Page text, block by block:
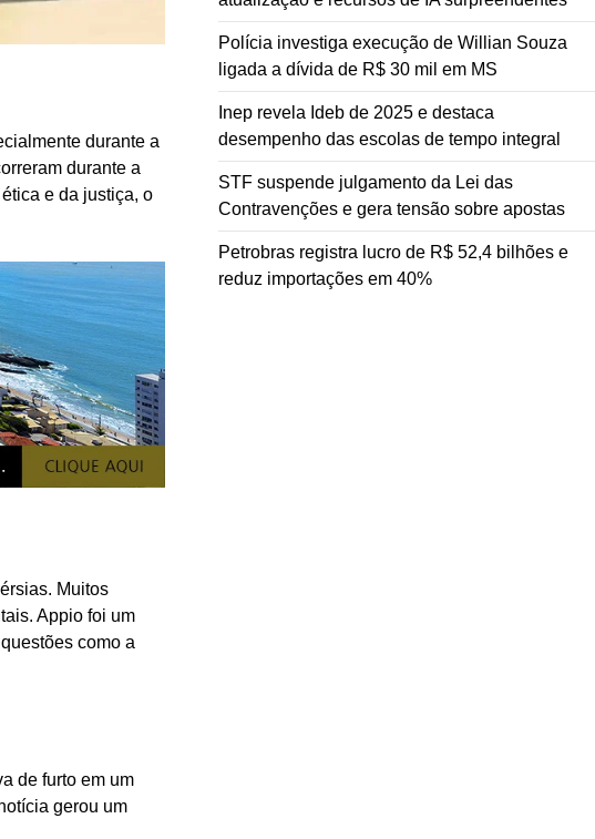
durante a
durante a
e da justiça, o
Muitos
Appio foi um
como a
de furto em um
gerou um
Polícia investiga execução de Willian Souza
ligada a dívida de R$ 30 mil em MS
Inep revela Ideb de 2025 e destaca
desempenho das escolas de tempo integral
STF suspende julgamento da Lei das
Contravenções e gera tensão sobre apostas
Petrobras registra lucro de R$ 52,4 bilhões e
reduz importações em 40%